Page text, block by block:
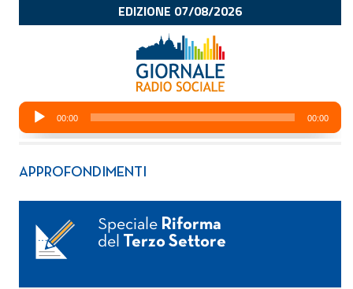
APPROFONDIMENTI
Speciale Riforma
del
Terzo Settore